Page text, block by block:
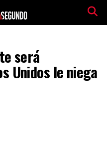
será
Unidos le niega